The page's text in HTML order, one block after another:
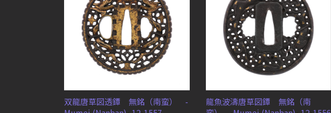
双龍唐草図透鐔 無銘（南蛮） -
龍魚波濤唐草図鐔 無銘（南